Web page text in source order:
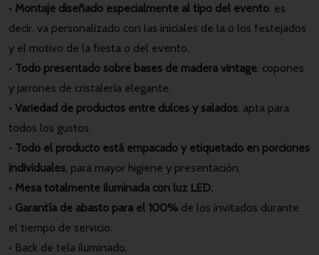
• Montaje diseñado especialmente al tipo del evento, es
decir, va personalizado con las iniciales de la o los festejados
y el motivo de la fiesta o del evento.
• Todo presentado sobre bases de madera vintage, copones
y jarrones de cristalería elegante.
• Variedad de productos entre dulces y salados, apta para
todos los gustos.
• Todo el producto está empacado y etiquetado en porciones
individuales, para mayor higiene y presentación.
• Mesa totalmente iluminada con luz LED.
• Garantía de abasto para el 100% de los invitados durante
el tiempo de servicio.
• Back de tela iluminado.